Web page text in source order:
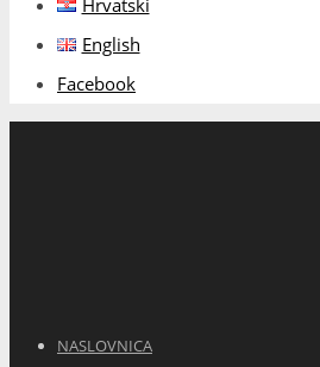
English
Facebook
NASLOVNICA